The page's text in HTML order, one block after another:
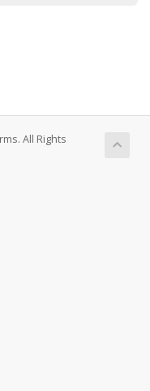
All Rights